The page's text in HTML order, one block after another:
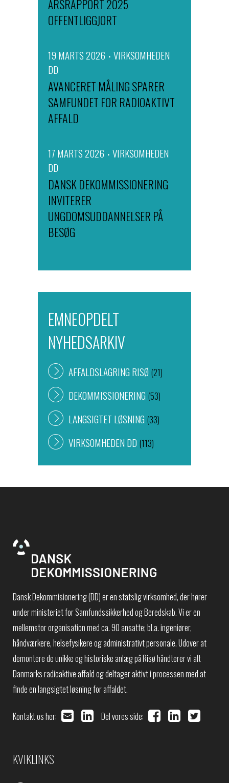
ÅRSRAPPORT 2025
OFFENTLIGGJORT
19 MARTS 2026
VIRKSOMHEDEN
DD
AVANCERET MÅLING SPARER
SAMFUNDET FOR RADIOAKTIVT
AFFALD
17 MARTS 2026
VIRKSOMHEDEN
DD
DANSK DEKOMMISSIONERING
INVITERER
UNGDOMSUDDANNELSER PÅ
BESØG
EMNEOPDELT
NYHEDSARKIV
AFFALDSLAGRING RISØ (21)
DEKOMMISSIONERING (53)
LANGSIGTET LØSNING (33)
VIRKSOMHEDEN DD (113)
Dansk Dekommisionering (DD) er en statslig virksomhed, der hører
under ministeriet for Samfundssikkerhed og Beredskab. Vi er en
mellemstor organisation med ca. 90 ansatte; bl.a. ingeniører,
håndværkere, helsefysikere og administrativt personale. Udover at
demontere de unikke og historiske anlæg på Risø håndterer vi alt
Danmarks radioaktive affald og deltager aktivt i processen med at
finde en langsigtet løsning for affaldet.
Kontakt os her: Del vores side:
KVIKLINKS